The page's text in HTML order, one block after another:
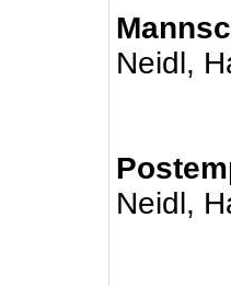
Neidl,
Neidl,